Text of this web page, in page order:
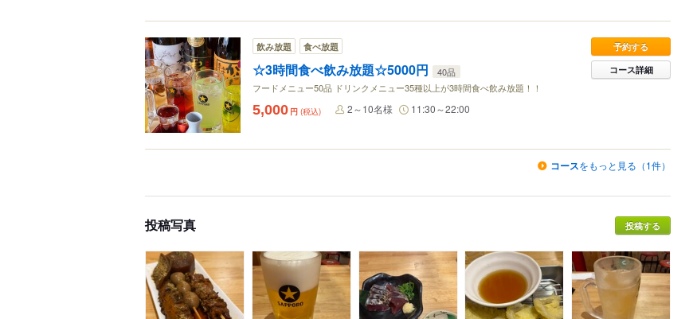
飲み放題 食べ放題
☆3時間食べ飲み放題☆5000円
40品
フードメニュー50品 ドリンクメニュー35種以上が3時間食べ飲み放題！！
予約する
コース詳細
5,000 円 (税込) 2～10名様 11:30～22:00
コースをもっと見る（1件）
投稿写真 投稿する